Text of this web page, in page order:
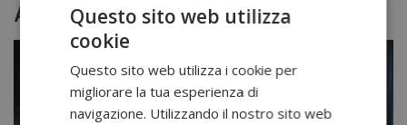
Altri corsiQuesto sito web utilizza
cookie
Questo sito web utilizza i cookie per
migliorare la tua esperienza di
navigazione. Utilizzando il nostro sito web